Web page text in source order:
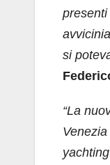
si
“La